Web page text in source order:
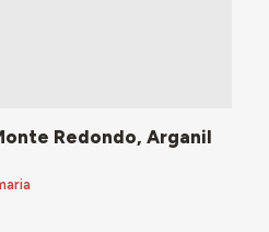
Redondo, Arganil